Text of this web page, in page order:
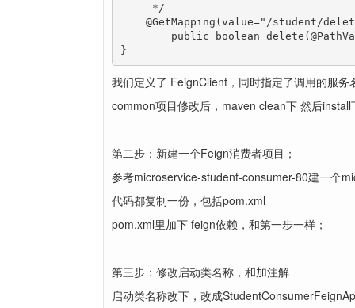
*/
@GetMapping(value="/student/
}
我们定义了 FeignClient，同时指定了调用的服务
common项目修改后，maven clean下 然后install
第二步：新建一个Feign消费者项目；
参考microservice-student-consumer-80建一个
代码都复制一份，包括pom.xml
pom.xml里加下 feign依赖，和第一步一样；
第三步：修改启动类名称，和加注解
启动类名称改下，改成